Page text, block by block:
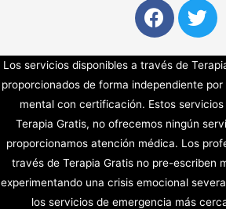
Los servicios disponibles a través de
proporcionados de forma independiente
mental con certificación. Estos
Terapia Gratis, no ofrecemos ningún
proporcionamos atención médica. Los
través de Terapia Gratis no pre-escriben
experimentando una crisis emocional
los servicios de emergencia más